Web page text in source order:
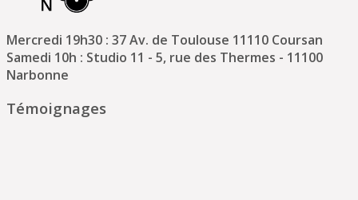
Mercredi 19h30 : 37 Av. de Toulouse 11110 Coursan
Samedi 10h : Studio 11 - 5, rue des Thermes - 11100
Narbonne
Témoignages